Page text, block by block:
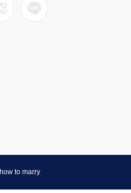
to marry